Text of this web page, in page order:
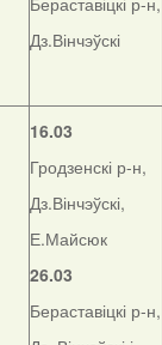
Дз.Вінчэўскі
16.03
Гродзенскі р-н,
Дз.Вінчэўскі,
Е.Майсюк
26.03
Бераставіцкі р-н,